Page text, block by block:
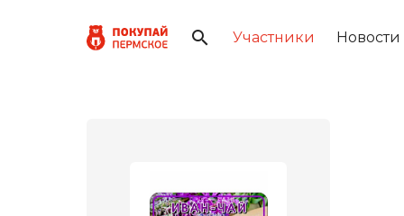
Участники Новости